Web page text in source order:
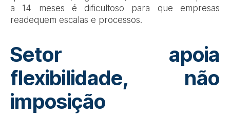
a 14 meses é dificultoso para que empresas
readequem escalas e processos.
Setor apoia
flexibilidade, não
imposição